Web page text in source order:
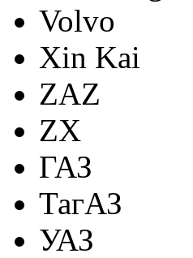
Volvo
Xin Kai
ZAZ
ZX
ГАЗ
ТагАЗ
УАЗ